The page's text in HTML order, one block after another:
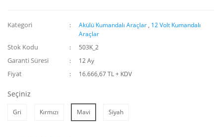
Kategori Akülü Kumandalı Araçlar , 12 Volt Kumandalı
Araçlar
Stok Kodu 503K_2
Garanti Süresi 12 Ay
Fiyat 16.666,67 TL + KDV
Seçiniz
Gri Kırmızı Mavi Siyah